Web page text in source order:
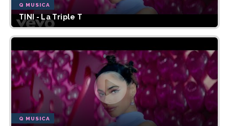
Q MUSICA
TINI - La Triple T
Q MUSICA